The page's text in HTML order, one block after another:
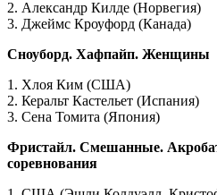
2. Александр Килде (Норвегия)
3. Джеймс Кроуфорд (Канада)
Сноуборд. Хафпайп. Женщины
1. Хлоя Ким (США)
2. Керальт Кастельет (Испания)
3. Сена Томита (Япония)
Фристайл. Смешанные.
соревнования